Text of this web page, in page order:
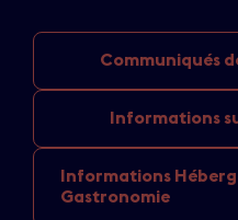
Communiqués
Informations
Informations
Gastronomie